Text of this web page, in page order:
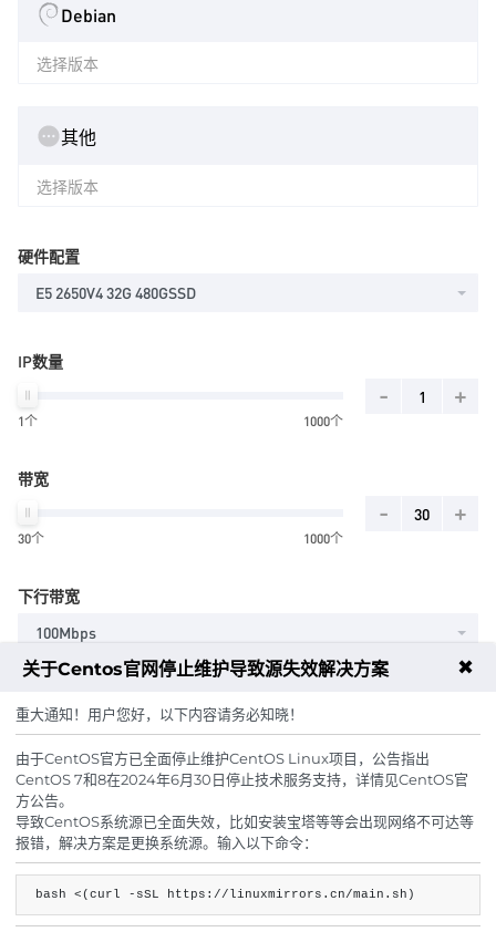
Debian
选择版本
其他
选择版本
硬件配置
E5 2650V4 32G 480GSSD
IP数量
1个 1000个
- +
带宽
30个 1000个
- +
下行带宽
100Mbps
主机密码
随机生成
周期
月
季 半年 年
8.3折
两年
三年
关于Centos官网停止维护导致源失效解决方案 ✖
重大通知！用户您好，以下内容请务必知晓！
由于CentOS官方已全面停止维护CentOS Linux项目，公告指出
CentOS 7和8在2024年6月30日停止技术服务支持，详情见CentOS官
方公告。
导致CentOS系统源已全面失效，比如安装宝塔等等会出现网络不可达等
报错，解决方案是更换系统源。输入以下命令：
bash <(curl -sSL https://linuxmirrors.cn/main.sh)